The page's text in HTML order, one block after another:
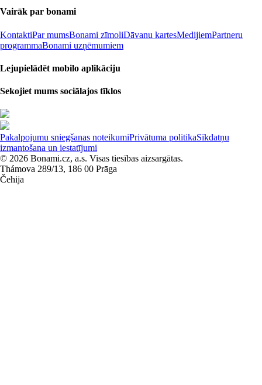
Vairāk par bonami
KontaktiPar mumsBonami zīmoliDāvanu kartesMedijiemPartneru
programmaBonami uzņēmumiem
Lejupielādēt mobilo aplikāciju
Sekojiet mums sociālajos tīklos
Pakalpojumu sniegšanas noteikumiPrivātuma politikaSīkdatņu
izmantošana un iestatījumi
© 2026 Bonami.cz, a.s. Visas tiesības aizsargātas.
Thámova 289/13, 186 00 Prāga
Čehija